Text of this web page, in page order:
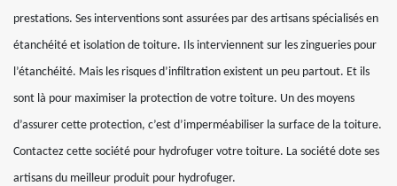
prestations. Ses interventions sont assurées par des artisans spécialisés en
étanchéité et isolation de toiture. Ils interviennent sur les zingueries pour
l’étanchéité. Mais les risques d’infiltration existent un peu partout. Et ils
sont là pour maximiser la protection de votre toiture. Un des moyens
d’assurer cette protection, c’est d’imperméabiliser la surface de la toiture.
Contactez cette société pour hydrofuger votre toiture. La société dote ses
artisans du meilleur produit pour hydrofuger.